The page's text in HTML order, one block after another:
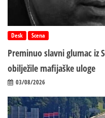
Desk Scena
Preminuo slavni glumac iz
obilježile mafijaške uloge
03/08/2026